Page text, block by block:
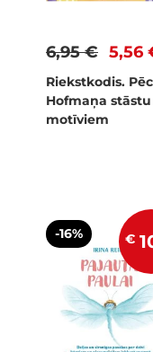
5,56
6,95 €
Riekstkodis. Pēc
Hofmaņa stāstu
motīviem
-16% €